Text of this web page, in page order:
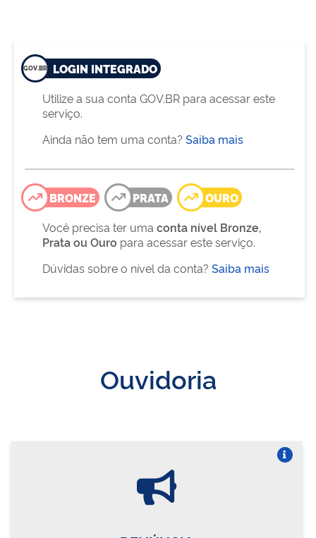
LOGIN INTEGRADO
Utilize a sua conta GOV.BR para acessar este
serviço.
Ainda não tem uma conta? Saiba mais
BRONZE PRATA
OURO
Você precisa ter uma conta nível Bronze,
Prata ou Ouro para acessar este serviço.
Dúvidas sobre o nível da conta? Saiba mais
Ouvidoria